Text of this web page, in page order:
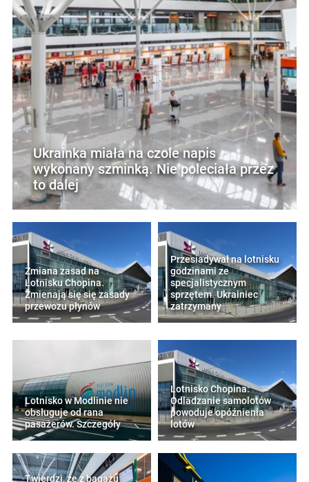
Ukrainka miała na czole napis
wykonany szminką. Nie poleciała przez
to dalej
Zmiana zasad na
Lotnisku Chopina.
Zmienają się się zasady
przewozu płynów
Przesiadywał na lotnisku
godzinami ze
specjalistycznym
sprzętem. Ukrainiec
zatrzymany
Lotnisko w Modlinie nie
obsługuje od rana
pasażerów. Szczegóły
Lotnisko Chopina:
Odladzanie samolotów
powoduje opóźnienia
lotów
Twierdzi, że z bagażu